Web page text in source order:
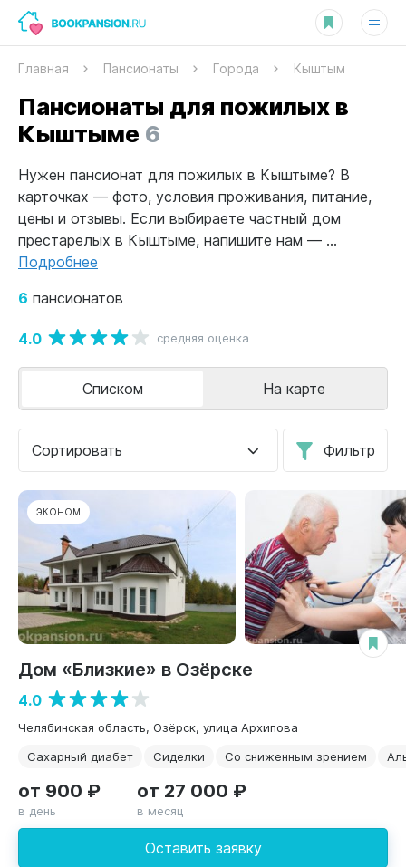
Главная Пансионаты Города Кыштым
Пансионаты для пожилых в
Кыштыме 6
Нужен пансионат для пожилых в Кыштыме? В
карточках — фото, условия проживания, питание,
цены и отзывы. Если выбираете частный дом
престарелых в Кыштыме, напишите нам — ...
Подробнее
6 пансионатов
4.0 средняя оценка
Сортировать Фильтр
Списком На карте
ЭКОНОМ
Дом «Близкие» в Озёрске
4.0
Челябинская область, Озёрск, улица Архипова
Сахарный диабет
Сиделки Со сниженным зрением
Оставить заявку
от 900 ₽
в день
от 27 000 ₽
в месяц